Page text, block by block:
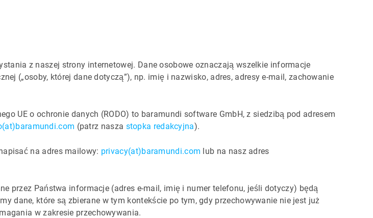
z naszej strony internetowej. Dane osobowe oznaczają wszelkie informacje
(„osoby, której dane dotyczą”), np. imię i nazwisko, adres, adresy e-mail, zachowanie
UE o ochronie danych (RODO) to baramundi software GmbH, z siedzibą pod adresem
(patrz nasza stopka redakcyjna).
na adres mailowy: privacy(at)baramundi.com lub na nasz adres
przez Państwa informacje (adres e-mail, imię i numer telefonu, jeśli dotyczy) będą
dane, które są zbierane w tym kontekście po tym, gdy przechowywanie nie jest już
w zakresie przechowywania.